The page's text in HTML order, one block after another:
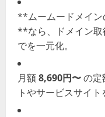
**ムームードメイン
**なら、ドメイン取
でを一元化。
月額8,690円〜の定
トやサービスサイト